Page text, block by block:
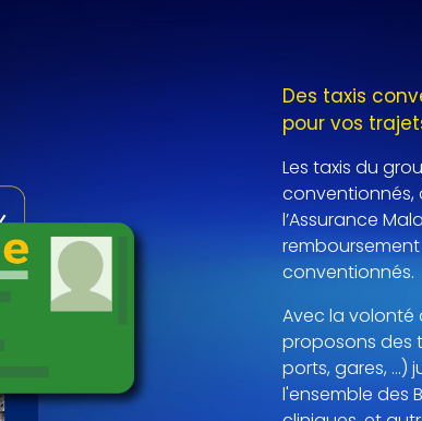
Des taxis
pour vos
Les taxis du
conventionnés,
l’Assurance
conventionnés.
Avec la volonté
proposons des
ports, gares, ...)
l'ensemble des